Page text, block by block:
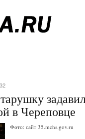
в Череповце
Фото: сайт 35.mchs.gov.ru